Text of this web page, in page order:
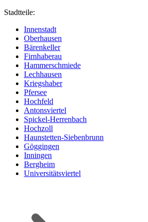
Stadtteile:
Innenstadt
Oberhausen
Bärenkeller
Firnhaberau
Hammerschmiede
Lechhausen
Kriegshaber
Pfersee
Hochfeld
Antonsviertel
Spickel-Herrenbach
Hochzoll
Haunstetten-Siebenbrunn
Göggingen
Inningen
Bergheim
Universitätsviertel